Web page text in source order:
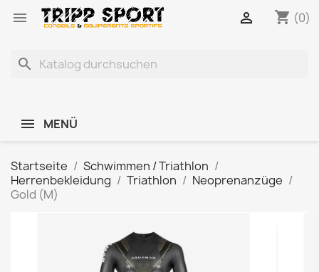
 shopping_cart (0)

search
MENÜ
Startseite
Schwimmen / Triathlon
Herrenbekleidung
Triathlon
Neoprenanzüge
Gold (M)